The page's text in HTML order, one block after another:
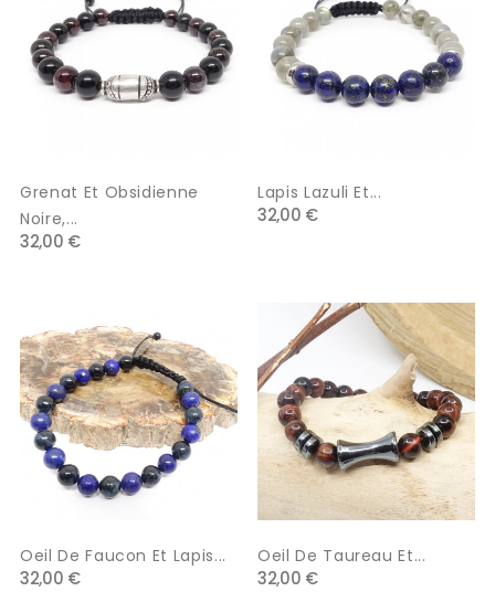
Grenat Et Obsidienne
Noire,...
32,00 €
Lapis Lazuli Et...
32,00 €
Oeil De Faucon Et Lapis...
32,00 €
Oeil De Taureau Et...
32,00 €